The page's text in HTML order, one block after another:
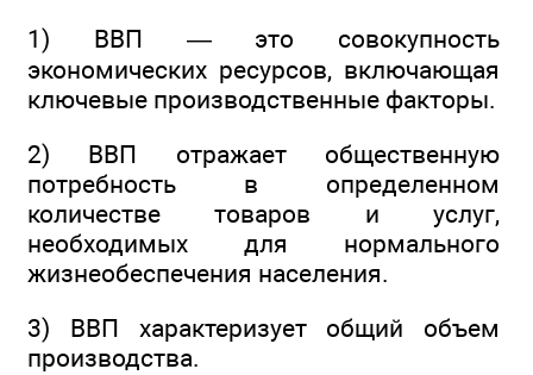
1) ВВП — это совокупность
экономических ресурсов, включающая
ключевые производственные факторы.
2) ВВП отражает общественную
потребность в определенном
количестве товаров и услуг,
необходимых для нормального
жизнеобеспечения населения.
3) ВВП характеризует общий объем
производства.